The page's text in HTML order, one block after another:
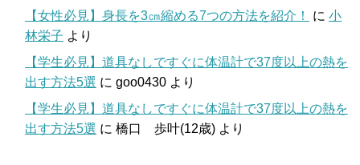
【女性必見】身長を3㎝縮める7つの方法を紹介！
に 小
林栄子 より
【学生必見】道具なしですぐに体温計で37度以上の熱を
出す方法5選 に goo0430 より
【学生必見】道具なしですぐに体温計で37度以上の熱を
出す方法5選 に 橋口 歩叶(12歳) より